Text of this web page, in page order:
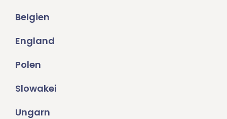
Belgien
England
Polen
Slowakei
Ungarn